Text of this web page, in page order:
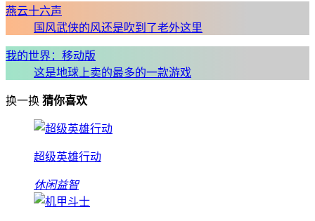
燕云十六声
国风武侠的风还是吹到了老外这里
我的世界：移动版
这是地球上卖的最多的一款游戏
换一换 猜你喜欢
超级英雄行动
休闲益智